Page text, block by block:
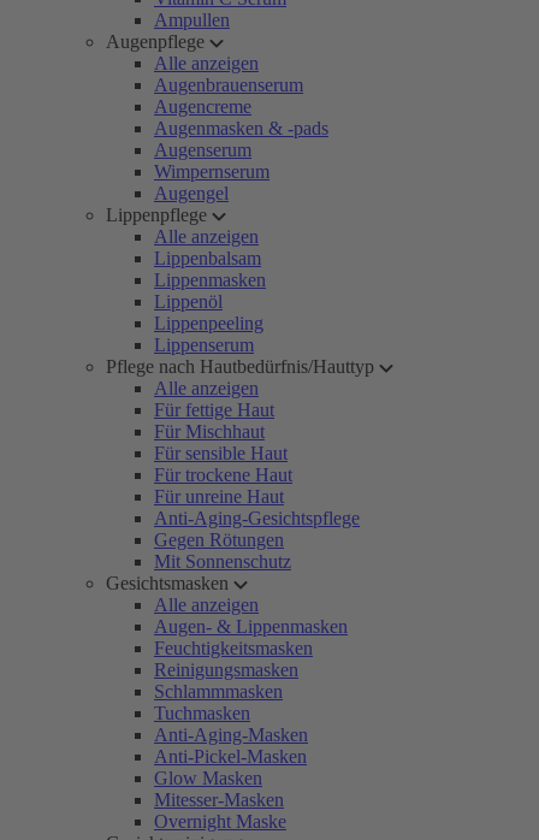
Ampullen
Augenpflege
Alle anzeigen
Augenbrauenserum
Augencreme
Augenmasken & -pads
Augenserum
Wimpernserum
Augengel
Lippenpflege
Alle anzeigen
Lippenbalsam
Lippenmasken
Lippenöl
Lippenpeeling
Lippenserum
Pflege nach Hautbedürfnis/Hauttyp
Alle anzeigen
Für fettige Haut
Für Mischhaut
Für sensible Haut
Für trockene Haut
Für unreine Haut
Anti-Aging-Gesichtspflege
Gegen Rötungen
Mit Sonnenschutz
Gesichtsmasken
Alle anzeigen
Augen- & Lippenmasken
Feuchtigkeitsmasken
Reinigungsmasken
Schlammmasken
Tuchmasken
Anti-Aging-Masken
Anti-Pickel-Masken
Glow Masken
Mitesser-Masken
Overnight Maske